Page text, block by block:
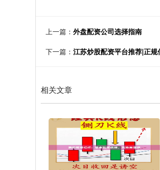
上一篇： 外盘配资公司选择指南
下一篇： 江苏炒股配资平台推荐|正规
相关文章